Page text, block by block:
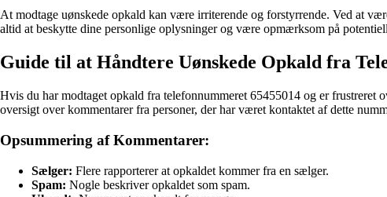
At modtage uønskede opkald kan være irriterende og forstyrrende. Ved at
altid at beskytte dine personlige oplysninger og være opmærksom på
Guide til at Håndtere Uønskede Opkald fra
Hvis du har modtaget opkald fra telefonnummeret 65455014 og er frustreret
oversigt over kommentarer fra personer, der har været kontaktet af dette
Opsummering af Kommentarer:
Sælger: Flere rapporterer at opkaldet kommer fra en sælger.
Spam: Nogle beskriver opkaldet som spam.